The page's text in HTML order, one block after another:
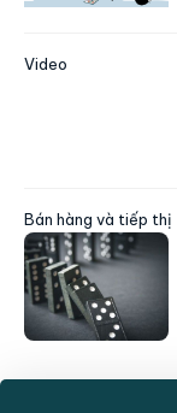
Video
Bán hàng và tiếp thị